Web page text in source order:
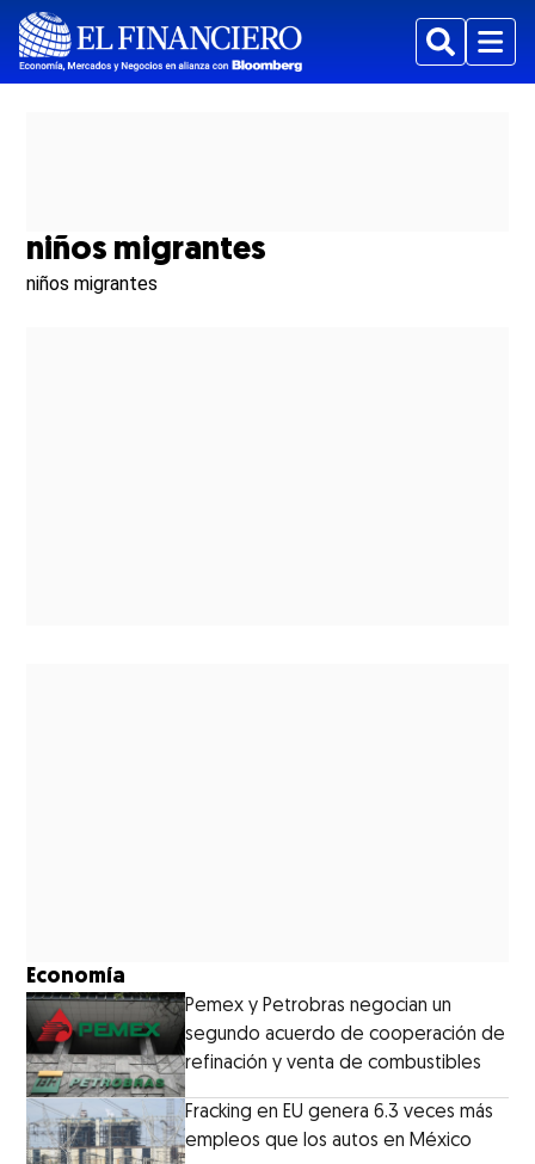
BuscarMenu
niños migrantes
niños migrantes
Economía
Pemex y Petrobras negocian un
segundo acuerdo de cooperación de
refinación y venta de combustibles
Fracking en EU genera 6.3 veces más
empleos que los autos en México